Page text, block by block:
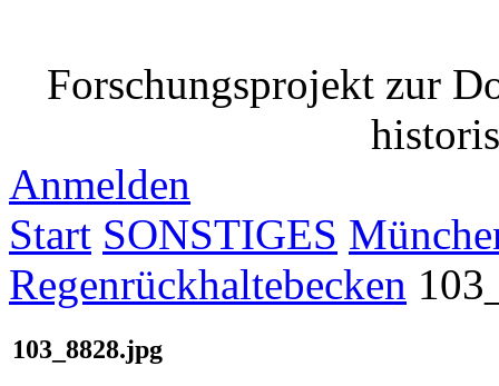
Forschungsprojekt zur
Anmelden
Start SONSTIGES
Regenrückhaltebecken
103_8828.jpg